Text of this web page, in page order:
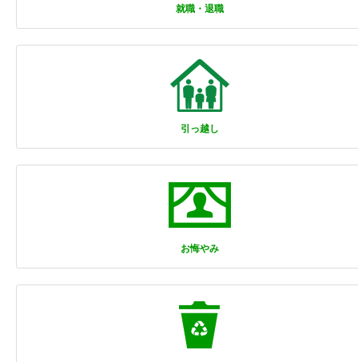
就職・退職
引っ越し
お悔やみ